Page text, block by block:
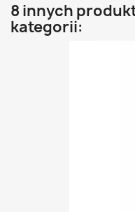
8 innych
kategorii: